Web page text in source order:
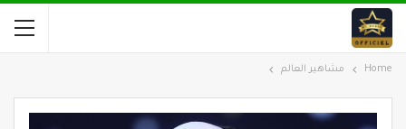
Home مشاهير العالم